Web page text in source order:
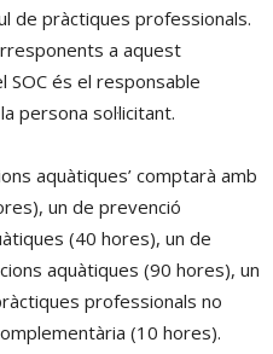
de pràctiques professionals.
a aquest
és el responsable
persona sol·licitant.
aquàtiques’ comptarà amb
un de prevenció
(40 hores), un de
aquàtiques (90 hores), un
professionals no
(10 hores).